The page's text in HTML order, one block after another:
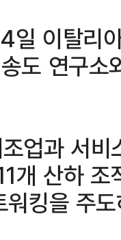
일 이탈리
도 연구
업과 서
개 산하
킹을 주